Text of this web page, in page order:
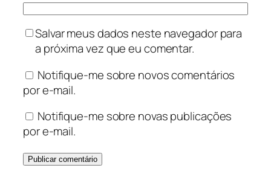
Salvar meus dados neste navegador para
a próxima vez que eu comentar.
Notifique-me sobre novos comentários
por e-mail.
Notifique-me sobre novas publicações
por e-mail.